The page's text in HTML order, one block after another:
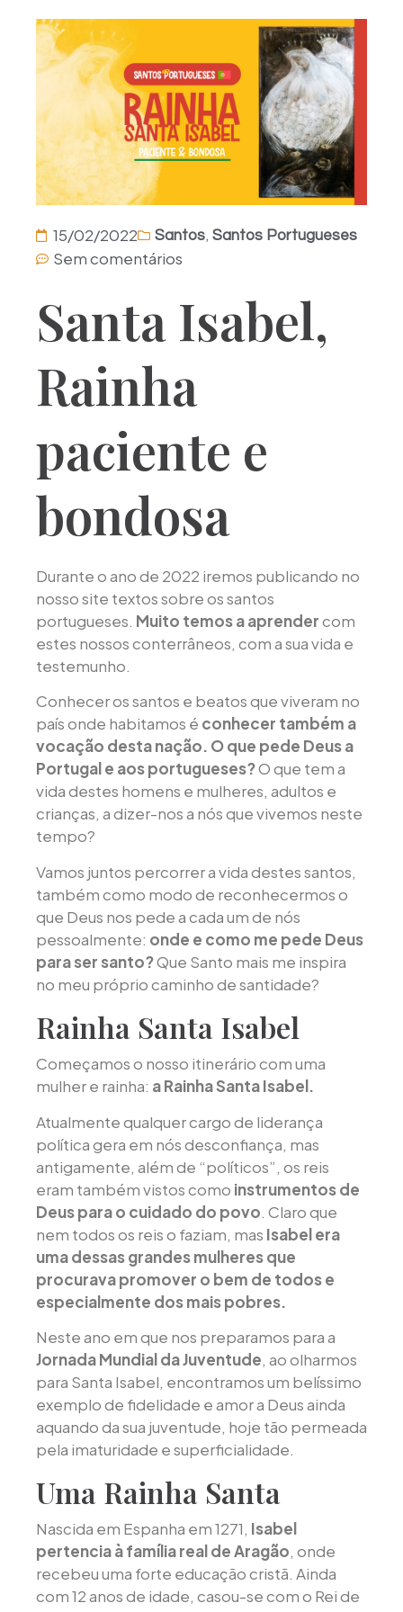
15/02/2022 Santos, Santos Portugueses
Sem comentários
Santa Isabel,
Rainha
paciente e
bondosa
Durante o ano de 2022 iremos publicando no
nosso site textos sobre os santos
portugueses. Muito temos a aprendercom
estes nossos conterrâneos, com a sua vida e
testemunho.
Conhecer os santos e beatos que viveram no
país onde habitamos é conhecer também a
vocação desta nação. O que pede Deus a
Portugal e aos portugueses?O que tem a
vida destes homens e mulheres, adultos e
crianças, a dizer-nos a nós que vivemos neste
tempo?
Vamos juntos percorrer a vida destes santos,
também como modo de reconhecermos o
que Deus nos pede a cada um de nós
pessoalmente: onde e como me pede Deus
para ser santo?Que Santo mais me inspira
no meu próprio caminho de santidade?
Rainha Santa Isabel
Começamos o nosso itinerário com uma
mulher e rainha: a Rainha Santa Isabel.
Atualmente qualquer cargo de liderança
política gera em nós desconfiança, mas
antigamente, além de “políticos”, os reis
eram também vistos como instrumentos de
Deus para o cuidado do povo. Claro que
nem todos os reis o faziam, mas Isabel era
uma dessas grandes mulheres que
procurava promover o bem de todos e
especialmente dos mais pobres.
Neste ano em que nos preparamos para a
Jornada Mundial da Juventude, ao olharmos
para Santa Isabel, encontramos um belíssimo
exemplo de fidelidade e amor a Deus ainda
aquando da sua juventude, hoje tão permeada
pela imaturidade e superficialidade.
Uma Rainha Santa
Nascida em Espanha em 1271, Isabel
pertencia à família real de Aragão, onde
recebeu uma forte educação cristã. Ainda
com 12 anos de idade, casou-se com o Rei de